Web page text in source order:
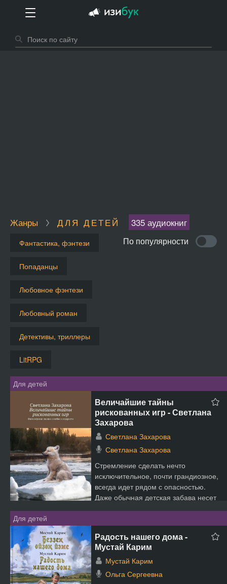
Жанры ДЛЯ ДЕТЕЙ 335 аудиокниг
Фантастика, фэнтези
Попаданцы
Любовное фэнтези
Любовный роман
Детективы, триллеры
LitRPG
По популярности
Для детей
Величайшие тайны
рискованных игр - Светлана
Захарова
Светлана Захарова
Светлана Захарова
Стремление сделать нечто
исключительное, почти грандиозное,
всегда идет рядом с опасностью.
Даже обычная детская забава несет
Для детей
Радость нашего дома -
Мустай Карим
Мустай Карим
Ольга Сергеевна